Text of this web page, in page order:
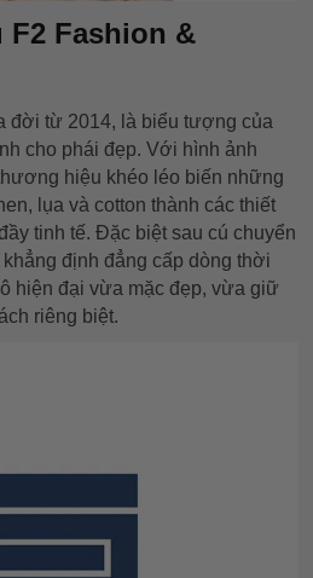
Fashion &
đời từ 2014, là biểu tượng của
cho phái đẹp. Với hình ảnh
hiệu khéo léo biến những
lụa và cotton thành các thiết
tinh tế. Đặc biệt sau cú chuyển
định đẳng cấp dòng thời
hiện đại vừa mặc đẹp, vừa giữ
riêng biệt.